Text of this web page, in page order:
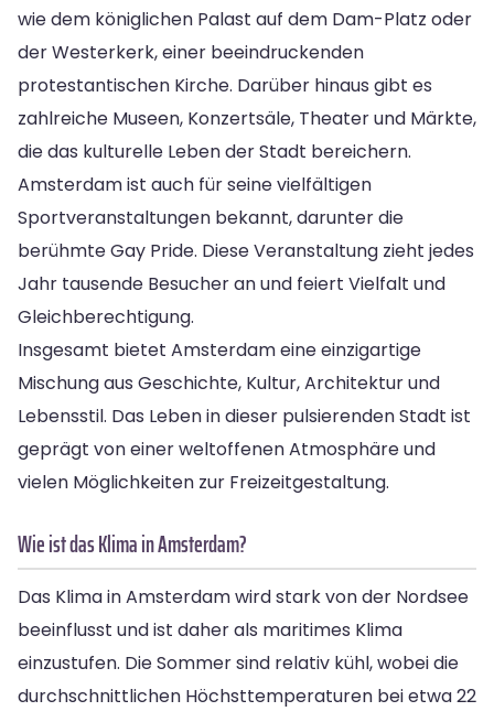
wie dem königlichen Palast auf dem Dam-Platz oder
der Westerkerk, einer beeindruckenden
protestantischen Kirche. Darüber hinaus gibt es
zahlreiche Museen, Konzertsäle, Theater und Märkte,
die das kulturelle Leben der Stadt bereichern.
Amsterdam ist auch für seine vielfältigen
Sportveranstaltungen bekannt, darunter die
berühmte Gay Pride. Diese Veranstaltung zieht jedes
Jahr tausende Besucher an und feiert Vielfalt und
Gleichberechtigung.
Insgesamt bietet Amsterdam eine einzigartige
Mischung aus Geschichte, Kultur, Architektur und
Lebensstil. Das Leben in dieser pulsierenden Stadt ist
geprägt von einer weltoffenen Atmosphäre und
vielen Möglichkeiten zur Freizeitgestaltung.
Wie ist das Klima in Amsterdam?
Das Klima in Amsterdam wird stark von der Nordsee
beeinflusst und ist daher als maritimes Klima
einzustufen. Die Sommer sind relativ kühl, wobei die
durchschnittlichen Höchsttemperaturen bei etwa 22